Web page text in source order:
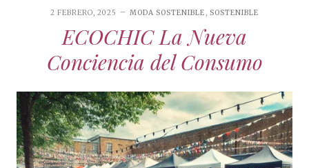
2 FEBRERO, 2025 MODA SOSTENIBLE , SOSTENIBLE
ECOCHIC La Nueva
Conciencia del Consumo